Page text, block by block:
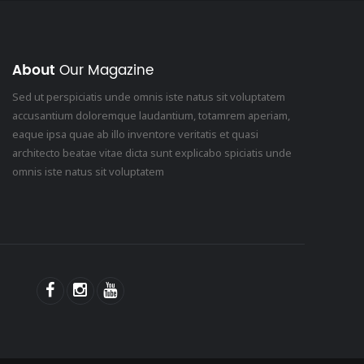
About Our Magazine
Sed ut perspiciatis unde omnis iste natus sit voluptatem
accusantium doloremque laudantium, totamrem aperiam,
eaque ipsa quae ab illo inventore veritatis et quasi
architecto beatae vitae dicta sunt explicabo spiciatis unde
omnis iste natus sit voluptatem